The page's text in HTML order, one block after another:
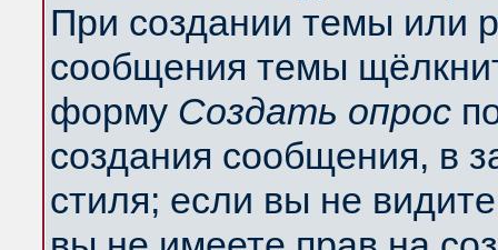
При создании темы или
сообщения темы
форму Создать опрос
создания сообщения, в
стиля; если вы не